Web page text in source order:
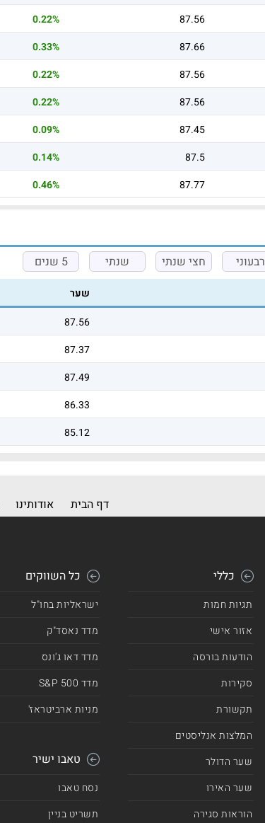
87.56
0.22%
87.66
0.33%
87.56
0.22%
87.56
0.22%
87.45
0.09%
87.5
0.14%
87.77
0.46%
רבעוני חצי שנתי שנתי 5 שנים
שער
87.56
87.37
87.49
86.33
85.12
דף הבית אודותינו
כללי
תגיות חמות
אזור אישי
הודעות בורסה
סקירות
תקשורת
המלצות אנליסטים
שער הדולר
שער האירו
הוראות סגירה
כל השווקים
ישראליות בחו"ל
מדד נאסד"ק
מדד דאו ג'ונס
מדד 500 S&P
מניות ארביטראז'
טאבו ישיר
נסח טאבו
תשריט בניין